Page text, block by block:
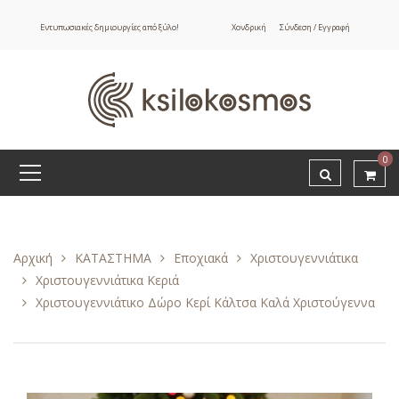
Εντυπωσιακές δημιουργίες από ξύλο! Χονδρική Σύνδεση / Εγγραφή
0
Αρχική ΚΑΤΑΣΤΗΜΑ Εποχιακά
Χριστουγεννιάτικα
Χριστουγεννιάτικα Κεριά
Χριστουγεννιάτικο Δώρο Κερί Κάλτσα Καλά Χριστούγεννα